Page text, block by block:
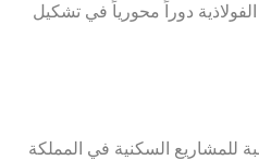
دوراً محورياً في تشكيل
للمشاريع السكنية في المملكة